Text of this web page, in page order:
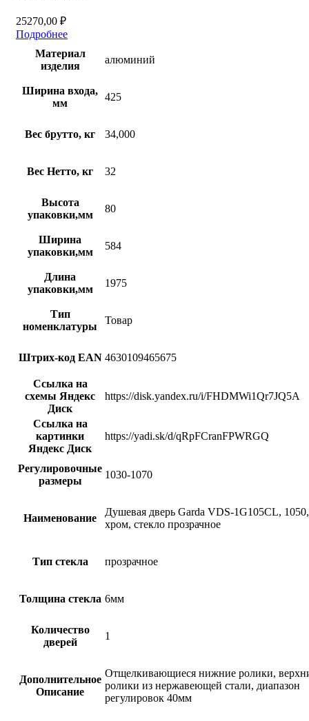
25270,00 ₽
Подробнее
Материал
изделия
алюминий
Ширина входа,
мм
425
Вес брутто, кг 34,000
Вес Нетто, кг 32
Высота
упаковки,мм
80
Ширина
упаковки,мм
584
Длина
упаковки,мм
1975
Тип
номенклатуры
Товар
Штрих-код EAN 4630109465675
Ссылка на
схемы Яндекс
Диск
https://disk.yandex.ru/i/FHDMWi1Qr7JQ5A
Ссылка на
картинки
Яндекс Диск
https://yadi.sk/d/qRpFCranFPWRGQ
Регулировочные
размеры
1030-1070
Наименование
Душевая дверь Garda VDS-1G105CL, 1050,
хром, стекло прозрачное
Тип стекла прозрачное
Толщина стекла 6мм
Количество
дверей
1
Дополнительное
Описание
Отщелкивающиеся нижние ролики,
ролики из нержавеющей стали, диапазон
регулировок 40мм